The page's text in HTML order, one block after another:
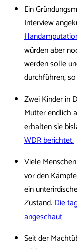
Ein
Interview
würden aber
werden solle
durchführen,
Zwei Kinder in
Mutter endlich
erhalten sie
WDR berichtet.
Viele
vor den
ein
Zustand.Die
angeschaut
Seit der